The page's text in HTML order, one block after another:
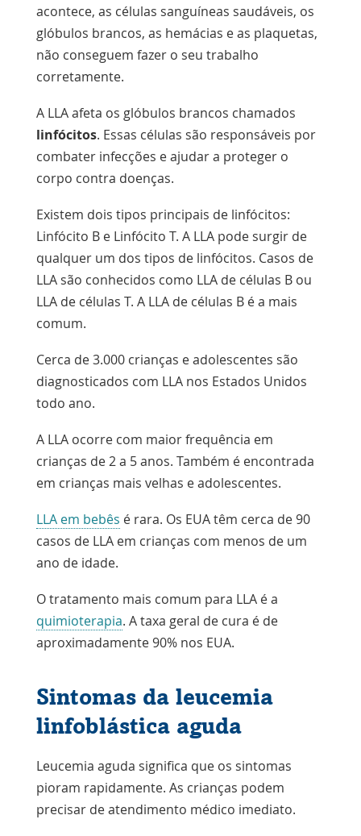
acontece, as células sanguíneas saudáveis, os
glóbulos brancos, as hemácias e as plaquetas,
não conseguem fazer o seu trabalho
corretamente.
A LLA afeta os glóbulos brancos chamados
linfócitos. Essas células são responsáveis por
combater infecções e ajudar a proteger o
corpo contra doenças.
Existem dois tipos principais de linfócitos:
Linfócito Be Linfócito T. A LLA pode surgir de
qualquer um dos tipos de linfócitos. Casos de
LLA são conhecidos como LLA de células B ou
LLA de células T. A LLA de células B é a mais
comum.
Cerca de 3.000 crianças e adolescentes são
diagnosticados com LLA nos Estados Unidos
todo ano.
A LLA ocorre com maior frequência em
crianças de 2 a 5 anos. Também é encontrada
em crianças mais velhas e adolescentes.
LLA em bebês é rara. Os EUA têm cerca de 90
casos de LLA em crianças com menos de um
ano de idade.
O tratamento mais comum para LLA é a
quimioterapia. A taxa geral de cura é de
aproximadamente 90% nos EUA.
Sintomas da leucemia
linfoblástica aguda
Leucemia aguda significa que os sintomas
pioram rapidamente. As crianças podem
precisar de atendimento médico imediato.